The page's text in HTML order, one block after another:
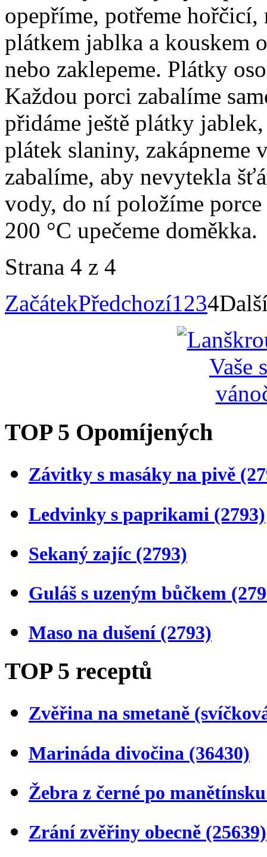
opepříme, potřeme
plátkem jablka a kouskem
nebo zaklepeme. Plátky
Každou porci zabalíme
přidáme ještě plátky
plátek slaniny, zakápneme
zabalíme, aby nevytekla
vody, do ní položíme
200 °C upečeme doměkka.
Strana 4 z 4
ZačátekPředchozí1234
TOP 5 Opomíjených
Závitky s masáky na pivě
Ledvinky s paprikami (2793)
Sekaný zajíc (2793)
Guláš s uzeným bůčkem
Maso na dušení (2793)
TOP 5 receptů
Zvěřina na smetaně
Marináda divočina (36430)
Žebra z černé po
Zrání zvěřiny obecně (25639)